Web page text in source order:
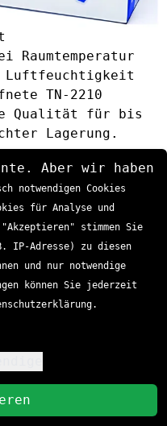
Luftfeuchtigkeit
TN-2210
Qualität für bis
Lagerung.
alle 3-4
Papier (80g/m²)
Erhaltung der
Aber wir haben
notwendigen Cookies
für Analyse und
stimmen Sie
IP-Adresse) zu diesen
und nur notwendige
können Sie jederzeit